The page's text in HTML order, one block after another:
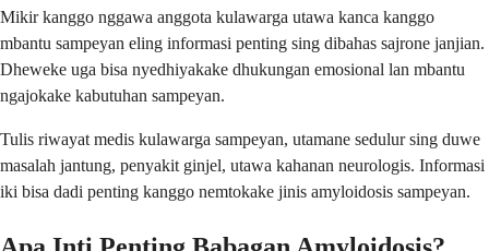
Mikir kanggo nggawa anggota kulawarga utawa kanca kanggo
mbantu sampeyan eling informasi penting sing dibahas sajrone janjian.
Dheweke uga bisa nyedhiyakake dhukungan emosional lan mbantu
ngajokake kabutuhan sampeyan.
Tulis riwayat medis kulawarga sampeyan, utamane sedulur sing duwe
masalah jantung, penyakit ginjel, utawa kahanan neurologis. Informasi
iki bisa dadi penting kanggo nemtokake jinis amyloidosis sampeyan.